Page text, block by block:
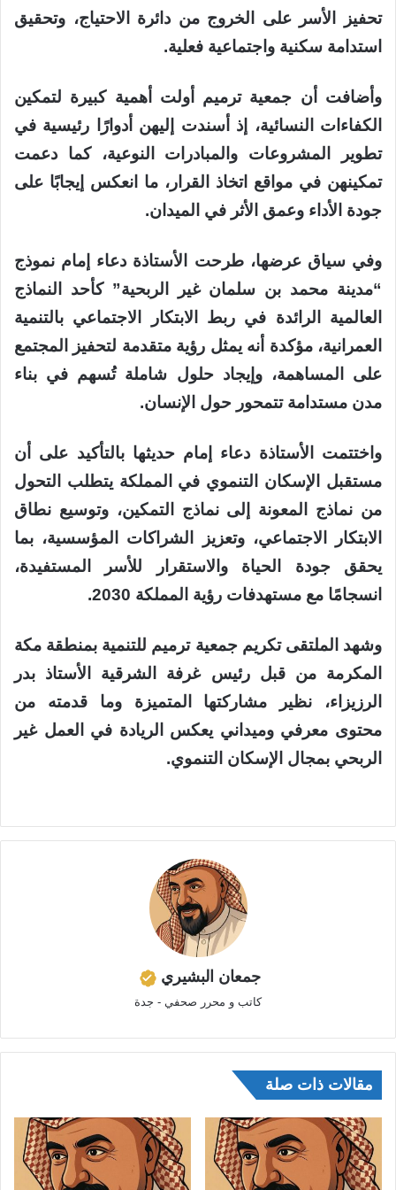
تحفيز الأسر على الخروج من دائرة الاحتياج، وتحقيق
استدامة سكنية واجتماعية فعلية.
وأضافت أن جمعية ترميم أولت أهمية كبيرة لتمكين
الكفاءات النسائية، إذ أسندت إليهن أدوارًا رئيسية في
تطوير المشروعات والمبادرات النوعية، كما دعمت
تمكينهن في مواقع اتخاذ القرار، ما انعكس إيجابًا على
جودة الأداء وعمق الأثر في الميدان.
وفي سياق عرضها، طرحت الأستاذة دعاء إمام نموذج
“مدينة محمد بن سلمان غير الربحية” كأحد النماذج
العالمية الرائدة في ربط الابتكار الاجتماعي بالتنمية
العمرانية، مؤكدة أنه يمثل رؤية متقدمة لتحفيز المجتمع
على المساهمة، وإيجاد حلول شاملة تُسهم في بناء
مدن مستدامة تتمحور حول الإنسان.
واختتمت الأستاذة دعاء إمام حديثها بالتأكيد على أن
مستقبل الإسكان التنموي في المملكة يتطلب التحول
من نماذج المعونة إلى نماذج التمكين، وتوسيع نطاق
الابتكار الاجتماعي، وتعزيز الشراكات المؤسسية، بما
يحقق جودة الحياة والاستقرار للأسر المستفيدة،
انسجامًا مع مستهدفات رؤية المملكة 2030.
وشهد الملتقى تكريم جمعية ترميم للتنمية بمنطقة مكة
المكرمة من قبل رئيس غرفة الشرقية الأستاذ بدر
الرزيزاء، نظير مشاركتها المتميزة وما قدمته من
محتوى معرفي وميداني يعكس الريادة في العمل غير
الربحي بمجال الإسكان التنموي.
جمعان البشيري
كاتب و محرر صحفي - جدة
مقالات ذات صلة